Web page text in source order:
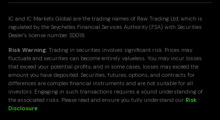
IC and IC Markets Global are the trading names of Raw Trading Ltd, which is
regulated by the Seychelles Financial Services Authority (FSA) with Securities
Dealer's license number SD018.
Risk Warning: Trading in securities involves significant risk. Prices may
fluctuate and securities can become entirely valueless. You may incur losses
that exceed your potential profits, and in some cases, losses may exceed the
amount you have deposited. Securities, futures, options, and contracts for
differences are complex financial instruments and are not suitable for all
investors. Engaging in such transactions requires a sound understanding of
the associated risks. Please read and ensure you fully understand ourRisk
Disclosure.